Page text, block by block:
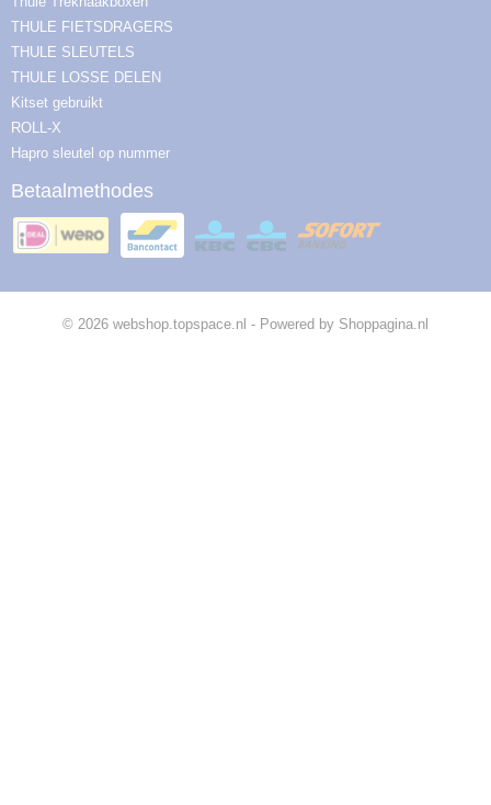
THULE FIETSDRAGERS
THULE SLEUTELS
THULE LOSSE DELEN
Kitset gebruikt
ROLL-X
Hapro sleutel op nummer
Betaalmethodes
© 2026 webshop.topspace.nl - Powered by Shoppagina.nl